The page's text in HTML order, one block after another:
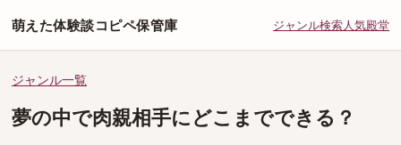
萌えた体験談コピペ保管庫 ジャンル検索人気殿堂
ジャンル一覧
夢の中で肉親相手にどこまでできる？